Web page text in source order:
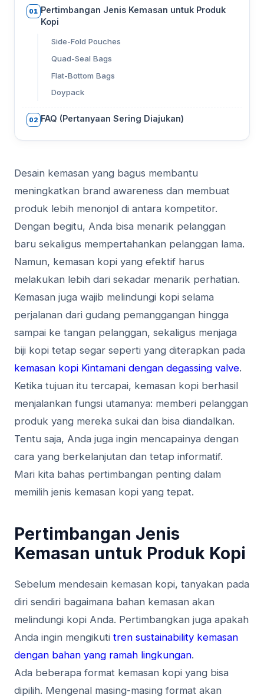
01 Pertimbangan Jenis Kemasan untuk Produk
Kopi
Side-Fold Pouches
Quad-Seal Bags
Flat-Bottom Bags
Doypack
02 FAQ (Pertanyaan Sering Diajukan)
Desain kemasan yang bagus membantu
meningkatkan brand awareness dan membuat
produk lebih menonjol di antara kompetitor.
Dengan begitu, Anda bisa menarik pelanggan
baru sekaligus mempertahankan pelanggan lama.
Namun, kemasan kopi yang efektif harus
melakukan lebih dari sekadar menarik perhatian.
Kemasan juga wajib melindungi kopi selama
perjalanan dari gudang pemanggangan hingga
sampai ke tangan pelanggan, sekaligus menjaga
biji kopi tetap segar seperti yang diterapkan pada
kemasan kopi Kintamani dengan degassing valve.
Ketika tujuan itu tercapai, kemasan kopi berhasil
menjalankan fungsi utamanya: memberi pelanggan
produk yang mereka sukai dan bisa diandalkan.
Tentu saja, Anda juga ingin mencapainya dengan
cara yang berkelanjutan dan tetap informatif.
Mari kita bahas pertimbangan penting dalam
memilih jenis kemasan kopi yang tepat.
Pertimbangan Jenis
Kemasan untuk Produk Kopi
Sebelum mendesain kemasan kopi, tanyakan pada
diri sendiri bagaimana bahan kemasan akan
melindungi kopi Anda. Pertimbangkan juga apakah
Anda ingin mengikuti tren sustainability kemasan
dengan bahan yang ramah lingkungan.
Ada beberapa format kemasan kopi yang bisa
dipilih. Mengenal masing-masing format akan